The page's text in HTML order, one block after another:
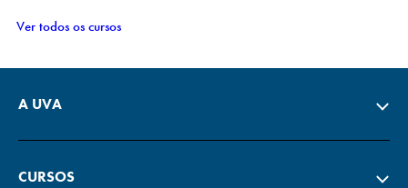
Ver todos os cursos
A UVA
CURSOS